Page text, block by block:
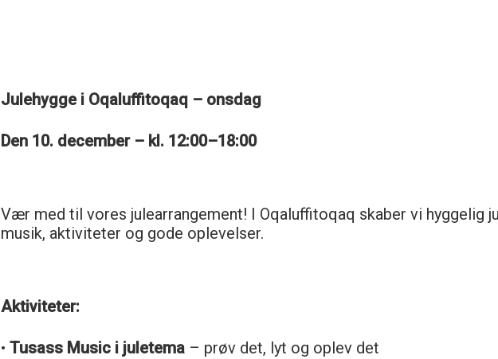
Julehygge i Oqaluffitoqaq – onsdag
Den 10. december – kl. 12:00–18:00
Vær med til vores julearrangement! I Oqaluffitoqaq skaber vi hyggelig
musik, aktiviteter og gode oplevelser.
Aktiviteter:
• Tusass Music i juletema – prøv det, lyt og oplev det